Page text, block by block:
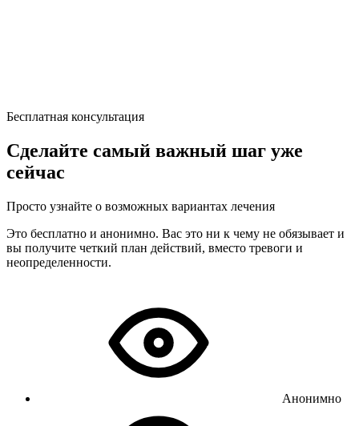
Бесплатная консультация
Сделайте самый важный шаг уже
сейчас
Просто узнайте о возможных вариантах лечения
Это бесплатно и анонимно. Вас это ни к чему не обязывает и
вы получите четкий план действий, вместо тревоги и
неопределенности.
Анонимно